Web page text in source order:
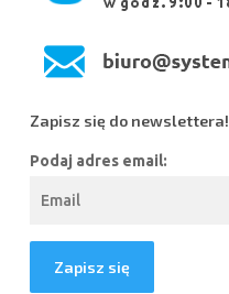
Zapisz się do newslettera!
Podaj adres email: